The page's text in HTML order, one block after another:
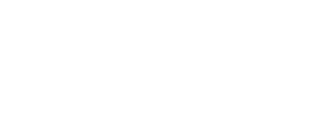
alese în pagina produsului.